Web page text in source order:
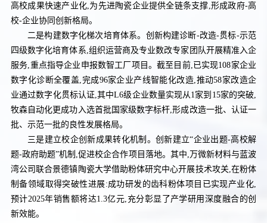
高校成果快速产业化,为先进陶瓷企业提供全链条支撑,形成政府-高
校-企业协同创新格局。
二是构建数字化梯次培育体系。创新构建诊断-改造-贯标-示范
四级数字化培育体系,组织运营商及专业数改专家团队开展精准入企
服务,重点指导企业申报数智工厂项目。截至目前,已实现108家企业
数字化诊断全覆盖,完成96家企业产线智能化改造,推动58家改造企
业通过数字化贯标认证,其中L6级企业数量实现从1家到15家的突破,
牧森自动化更成功入选首批国家级数字标杆,形成改造一批、认证一
批、示范一批的良性发展格局。
三是建立校企创新成果转化机制。创新建立“企业出题-高校解
题-政府助题”机制,促进校企合作项目落地。其中,万微新材料与蓝波
湾公司联合景德镇陶瓷大学借助粉体研究中心开展技术攻关,在粉体
制备领域取得突破性进展:成功研发的齿科粉体项目已实现产业化,
预计2025年销售额将达1.3亿元,充分彰显了产学研用深度融合的创
新效能。